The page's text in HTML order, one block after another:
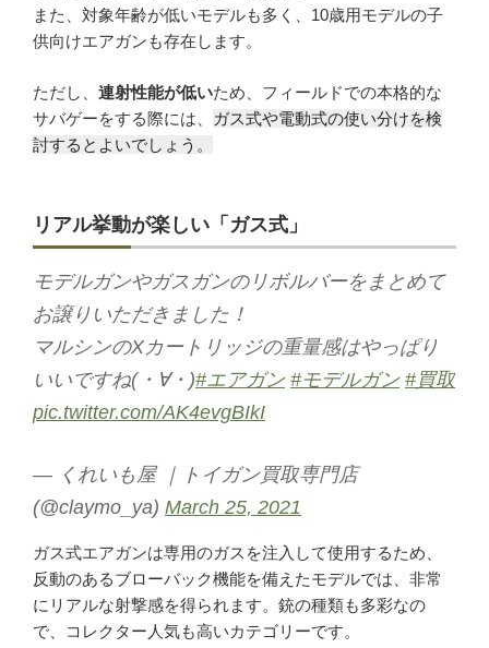
また、対象年齢が低いモデルも多く、10歳用モデルの子
供向けエアガンも存在します。
ただし、 連射性能が低いため、フィールドでの本格的な
サバゲーをする際には、
ガス式や電動式の使い分けを検
討するとよいでしょう。
リアル挙動が楽しい「ガス式」
モデルガンやガスガンのリボルバーをまとめて
お譲りいただきました！
マルシンのXカートリッジの重量感はやっぱり
いいですね(・∀・)#エアガン #モデルガン #買取
pic.twitter.com/AK4evgBIkI
— くれいも屋 ｜トイガン買取専門店
(@claymo_ya) March 25, 2021
ガス式エアガンは専用のガスを注入して使用するため、
反動のあるブローバック機能を備えたモデルでは、非常
にリアルな射撃感を得られます。銃の種類も多彩なの
で、コレクター人気も高いカテゴリーです。